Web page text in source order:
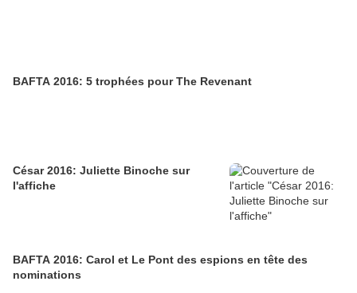
BAFTA 2016: 5 trophées pour The Revenant
César 2016: Juliette Binoche sur
l'affiche
BAFTA 2016: Carol et Le Pont des espions en tête des
nominations